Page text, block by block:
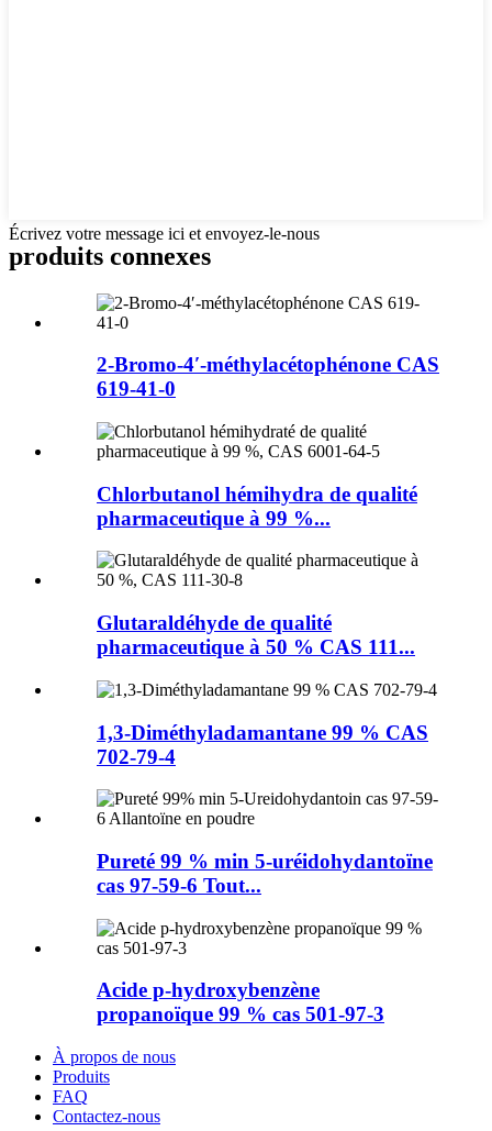
Écrivez votre message ici et envoyez-le-nous
produits connexes
2-Bromo-4′-méthylacétophénone CAS
619-41-0
Chlorbutanol hémihydra de qualité
pharmaceutique à 99 %...
Glutaraldéhyde de qualité
pharmaceutique à 50 % CAS 111...
1,3-Diméthyladamantane 99 % CAS
702-79-4
Pureté 99 % min 5-uréidohydantoïne
cas 97-59-6 Tout...
Acide p-hydroxybenzène
propanoïque 99 % cas 501-97-3
À propos de nous
Produits
FAQ
Contactez-nous